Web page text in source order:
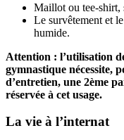
Maillot ou tee-shirt,
Le survêtement et
humide.
Attention : l’utilisation
gymnastique nécessite,
d’entretien, une 2ème
réservée à cet usage.
La vie à l’internat